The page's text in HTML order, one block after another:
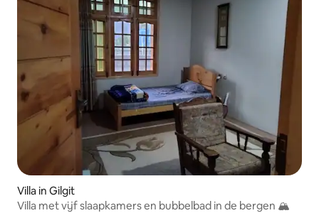
Villa in Gilgit
Villa met vijf slaapkamers en bubbelbad in de bergen 🏔️